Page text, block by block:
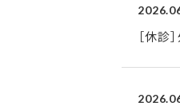
［休診